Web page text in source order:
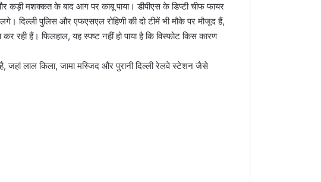
कड़ी मशक्कत के बाद आग पर काबू पाया। डीपीएस के डिप्टी चीफ फायर
पुलिस और एफएसएल रोहिणी की दो टीमें भी मौके पर मौजूद हैं,
हैं। फिलहाल, यह स्पष्ट नहीं हो पाया है कि विस्फोट किस कारण
जहां लाल किला, जामा मस्जिद और पुरानी दिल्ली रेलवे स्टेशन जैसे